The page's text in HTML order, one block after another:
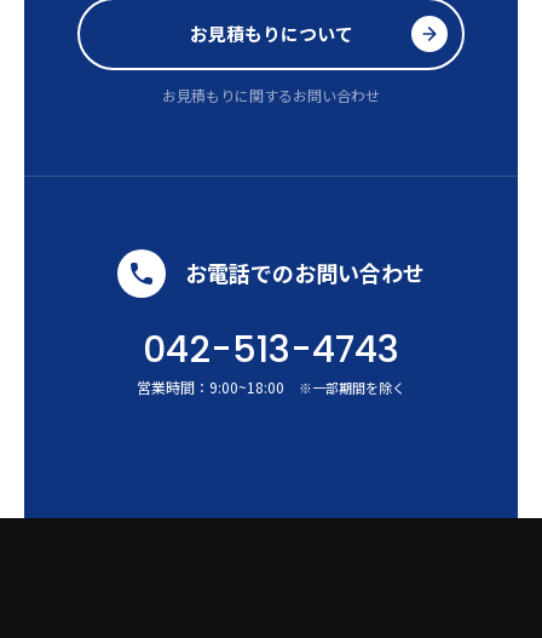
お見積もりについて
お見積もりに関するお問い合わせ
お電話でのお問い合わせ
042-513-4743
営業時間： 9:00~18:00 ※一部期間を除く